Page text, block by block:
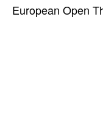
European Open